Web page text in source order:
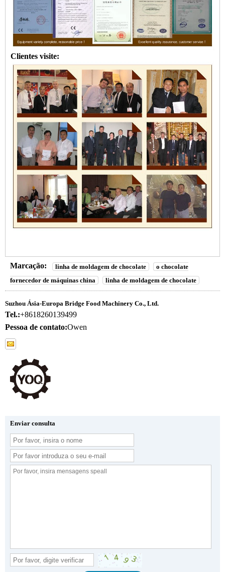
Clientes visite:
Marcação: linha de moldagem de chocolate
o chocolate
fornecedor de máquinas china
linha de moldagem de chocolate
Suzhou Ásia-Europa Bridge Food Machinery Co., Ltd.
Tel.:+8618260139499
Pessoa de contato:Owen
Enviar consulta